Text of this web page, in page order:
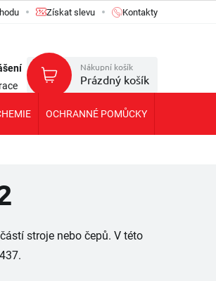
Získat slevu Kontakty
Nákupní košík
Prázdný košík
OCHRANNÉ POMŮCKY
stroje nebo čepů. V této